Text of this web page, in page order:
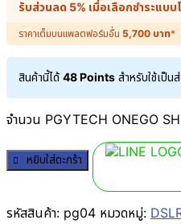
รับส่วนลด 5% เมื่อเลือกชำระแบบ
ราคาเต็มบนแพลตฟอร์มอื่น 5,700 บาท*
สินค้านี้ได้ 48 Points สำหรับใช้เป็น
จำนวน PGYTECH ONEGO
หยิบใส่ตะกร้า
รหัสสินค้า: pg04 หมวดหมู่: